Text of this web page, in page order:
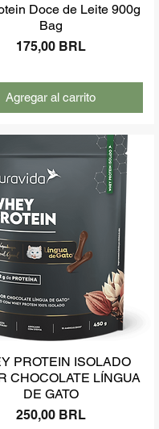
Doce de Leite 900g
Bag
Precio
175,00 BRL
Agregar al carrito
PROTEIN ISOLADO
CHOCOLATE LÍNGUA
DE GATO
Precio
250,00 BRL